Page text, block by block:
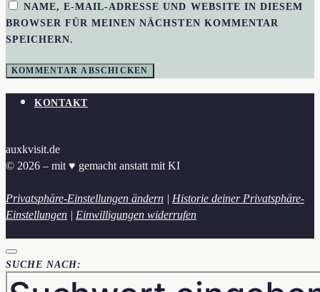
NAME, E-MAIL-ADRESSE UND WEBSITE IN DIESEM
BROWSER FÜR MEINEN NÄCHSTEN KOMMENTAR
SPEICHERN.
KONTAKT
auxkvisit.de
© 2026 – mit ♥︎ gemacht anstatt mit KI
Privatsphäre-Einstellungen ändern | Historie deiner Privatsphäre-
Einstellungen | Einwilligungen widerrufen
SUCHE NACH: